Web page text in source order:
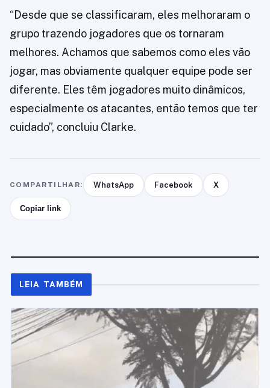
“Desde que se classificaram, eles melhoraram o
grupo trazendo jogadores que os tornaram
melhores. Achamos que sabemos como eles vão
jogar, mas obviamente qualquer equipe pode ser
diferente. Eles têm jogadores muito dinâmicos,
especialmente os atacantes, então temos que ter
cuidado”, concluiu Clarke.
COMPARTILHAR: WhatsApp Facebook X
Copiar link
LEIA TAMBÉM